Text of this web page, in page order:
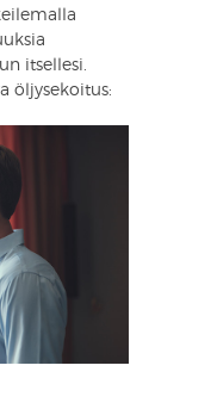
itsellesi.
öljysekoitus: